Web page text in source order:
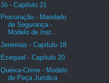
Jó - Capítulo 21
Procuração - Mandado
de Segurança -
Modelo de Inst...
Jeremias - Capítulo 18
Ezequiel - Capítulo 20
Queixa-Crime - Modelo
de Peça Jurídica